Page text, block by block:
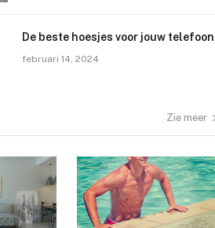
De beste hoesjes voor jouw telefoon
februari 14, 2024
Zie meer